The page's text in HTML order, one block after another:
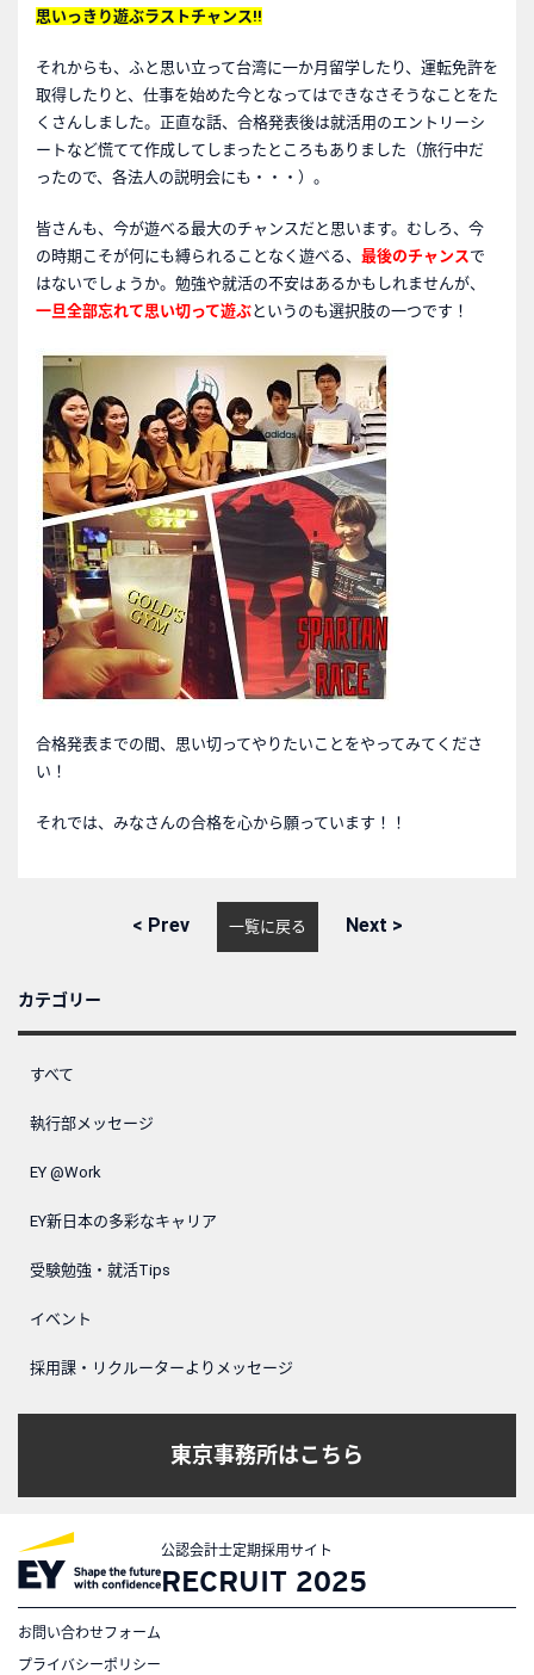
思いっきり遊ぶラストチャンス!!
それからも、ふと思い立って台湾に一か月留学したり、運転免許を
取得したりと、仕事を始めた今となってはできなさそうなことをた
くさんしました。正直な話、合格発表後は就活用のエントリーシ
ートなど慌てて作成してしまったところもありました（旅行中だ
ったので、各法人の説明会にも・・・）。
皆さんも、今が遊べる最大のチャンスだと思います。むしろ、今
の時期こそが何にも縛られることなく遊べる、 最後のチャンス で
はないでしょうか。勉強や就活の不安はあるかもしれませんが、
一旦全部忘れて思い切って遊ぶというのも選択肢の一つです！
合格発表までの間、思い切ってやりたいことをやってみてくださ
い！
それでは、みなさんの合格を心から願っています！！
< Prev 一覧に戻る Next >
カテゴリー
すべて
執行部メッセージ
EY @Work
EY新日本の多彩なキャリア
受験勉強・就活Tips
イベント
採用課・リクルーターよりメッセージ
東京事務所はこちら
公認会計士定期採用サイト
RECRUIT 2025
お問い合わせフォーム
プライバシーポリシー